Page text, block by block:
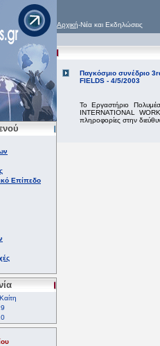
Επίπεδο
Αρχική-Νέα και Εκδηλώσεις
Παγκόσμιο συνέδριο
FIELDS - 4/5/2003
Το Εργαστήριο
INTERNATIONAL
πληροφορίες στην